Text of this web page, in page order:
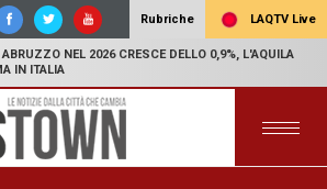
Rubriche LAQTV Live
NEL 2026 CRESCE DELLO 0,9%, L'AQUILA
IN ITALIA